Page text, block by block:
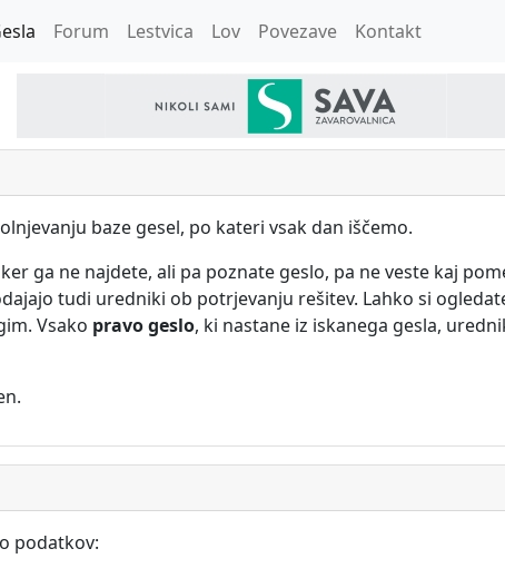
Forum Lestvica Lov Povezave Kontakt
baze gesel, po kateri vsak dan iščemo.
ga ne najdete, ali pa poznate geslo, pa ne veste kaj
tudi uredniki ob potrjevanju rešitev. Lahko si
Vsako pravo geslo, ki nastane iz iskanega gesla,
podatkov: